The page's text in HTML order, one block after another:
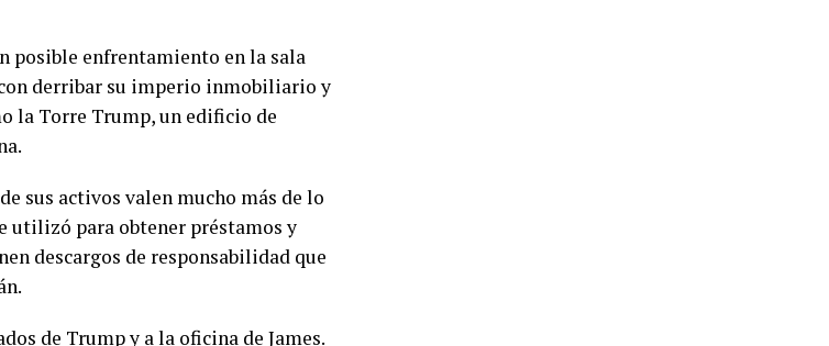
posible enfrentamiento en la sala
derribar su imperio inmobiliario y
la Torre Trump, un edificio de
sus activos valen mucho más de lo
utilizó para obtener préstamos y
descargos de responsabilidad que
de Trump y a la oficina de James.